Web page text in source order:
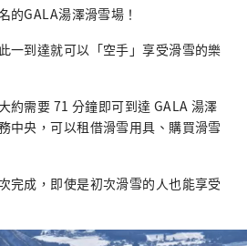
的GALA湯澤滑雪場！
一到達就可以「空手」享受滑雪的樂
約需要 71 分鐘即可到達 GALA 湯澤
中央，可以租借滑雪用具、購買滑雪
完成，即使是初次滑雪的人也能享受